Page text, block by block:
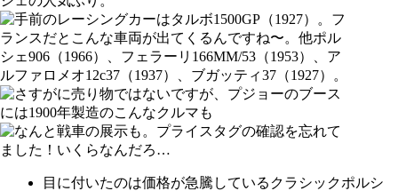
目に付いたのは価格が急騰しているクラシックポルシ